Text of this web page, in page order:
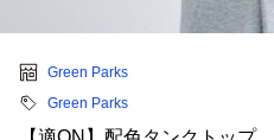
Green Parks
Green Parks